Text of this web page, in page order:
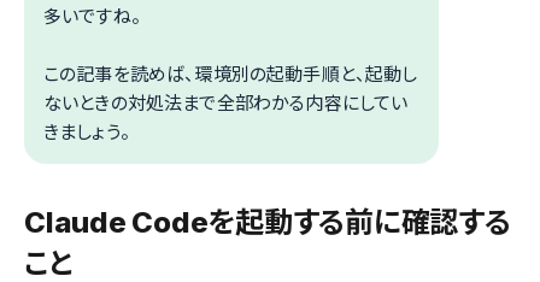
多いですね。
この記事を読めば、環境別の起動手順と、起動し
ないときの対処法まで全部わかる内容にしてい
きましょう。
Claude Codeを起動する前に確認する
こと